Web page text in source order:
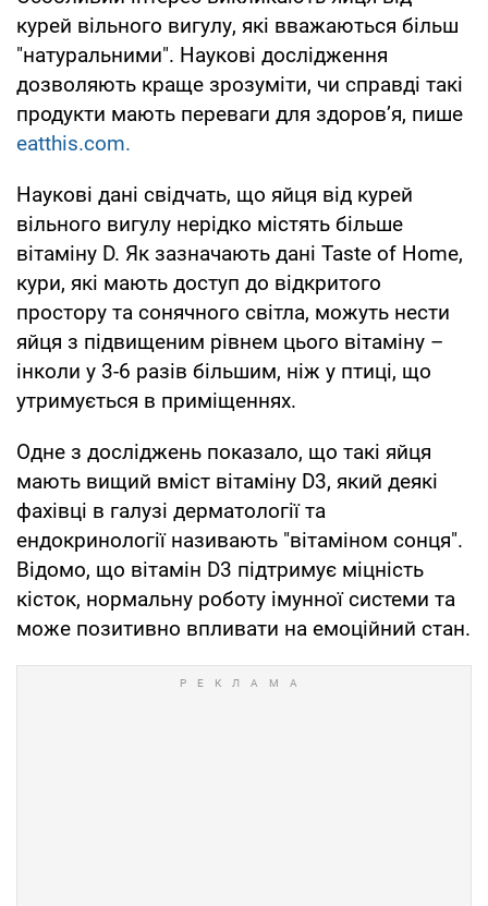
курей вільного вигулу, які вважаються більш
"натуральними". Наукові дослідження
дозволяють краще зрозуміти, чи справді такі
продукти мають переваги для здоров’я, пише
eatthis.com.
Наукові дані свідчать, що яйця від курей
вільного вигулу нерідко містять більше
вітаміну D. Як зазначають дані Taste of Home,
кури, які мають доступ до відкритого
простору та сонячного світла, можуть нести
яйця з підвищеним рівнем цього вітаміну –
інколи у 3-6 разів більшим, ніж у птиці, що
утримується в приміщеннях.
Одне з досліджень показало, що такі яйця
мають вищий вміст вітаміну D3, який деякі
фахівці в галузі дерматології та
ендокринології називають "вітаміном сонця".
Відомо, що вітамін D3 підтримує міцність
кісток, нормальну роботу імунної системи та
може позитивно впливати на емоційний стан.